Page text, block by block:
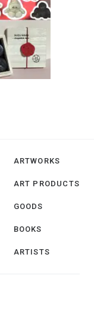
ARTWORKS
ART PRODUCTS
GOODS
BOOKS
ARTISTS